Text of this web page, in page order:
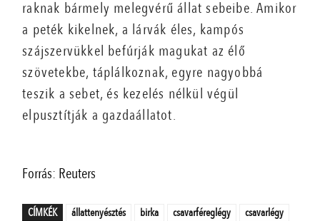
raknak bármely melegvérű állat sebeibe. Amikor
a peték kikelnek, a lárvák éles, kampós
szájszervükkel befúrják magukat az élő
szövetekbe, táplálkoznak, egyre nagyobbá
teszik a sebet, és kezelés nélkül végül
elpusztítják a gazdaállatot.
Forrás: Reuters
CÍMKÉK állattenyésztés birka csavarféreglégy
csavarlégy